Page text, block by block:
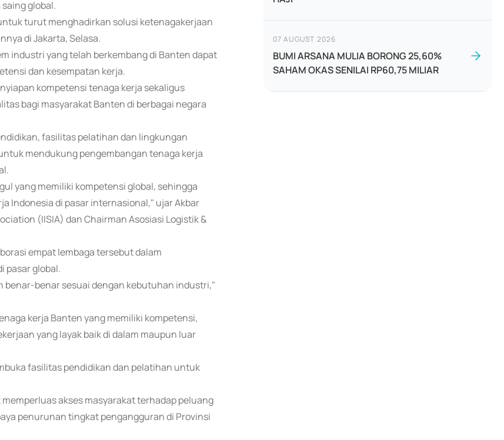
global.
turut menghadirkan solusi ketenagakerjaan
di Jakarta, Selasa.
industri yang telah berkembang di Banten dapat
dan kesempatan kerja.
kompetensi tenaga kerja sekaligus
bagi masyarakat Banten di berbagai negara
fasilitas pelatihan dan lingkungan
mendukung pengembangan tenaga kerja
yang memiliki kompetensi global, sehingga
Indonesia di pasar internasional," ujar Akbar
(IISIA) dan Chairman Asosiasi Logistik &
empat lembaga tersebut dalam
pasar global.
benar-benar sesuai dengan kebutuhan industri,"
kerja Banten yang memiliki kompetensi,
yang layak baik di dalam maupun luar
fasilitas pendidikan dan pelatihan untuk
akses masyarakat terhadap peluang
penurunan tingkat pengangguran di Provinsi
07 AUGUST 2026
BUMI ARSANA MULIA BORONG 25,60%
SAHAM OKAS SENILAI RP60,75 MILIAR